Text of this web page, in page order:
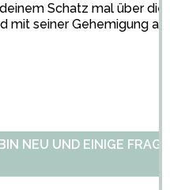
Schatz mal über
mit seiner Gehemigung
NEU UND EINIGE